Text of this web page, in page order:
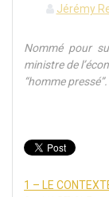
Jérémy
Nommé pour
ministre de
“homme
1 – LE